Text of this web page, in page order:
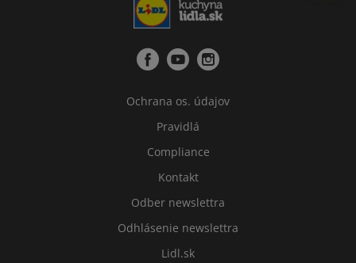
Ochrana os. údajov
Pravidlá
Compliance
Kontakt
Odber newslettra
Odhlásenie newslettra
Lidl.sk